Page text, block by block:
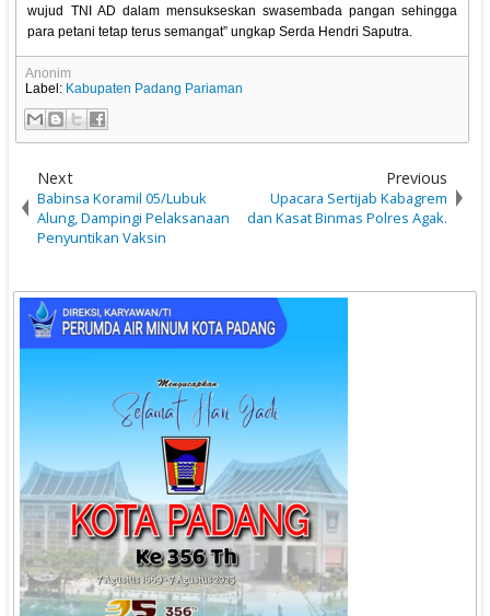
wujud TNI AD dalam mensukseskan swasembada pangan sehingga
para petani tetap terus semangat” ungkap Serda Hendri Saputra.
Anonim
Label: Kabupaten Padang Pariaman
Next
Babinsa Koramil 05/Lubuk
Alung, Dampingi Pelaksanaan
Penyuntikan Vaksin
Previous
Upacara Sertijab Kabagrem
dan Kasat Binmas Polres Agak.